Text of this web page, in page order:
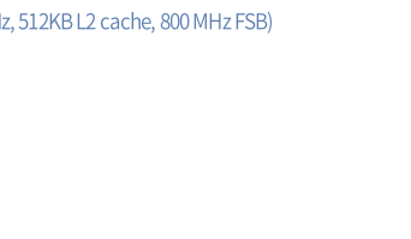
512KB L2 cache, 800 MHz FSB)